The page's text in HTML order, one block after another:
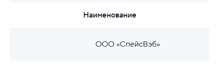
Наименование
ООО «СпейсВэб»